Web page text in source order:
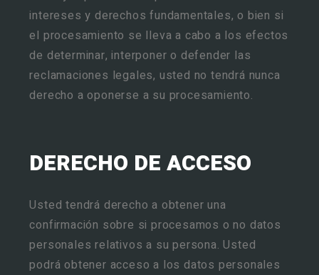
intereses y derechos fundamentales, o bien si
el procesamiento se lleva a cabo a los efectos
de determinar, interponer o defender las
reclamaciones legales, usted no tendrá nunca
derecho a oponerse a su procesamiento.
DERECHO DE ACCESO
Usted tendrá derecho a obtener una
confirmación sobre si procesamos o no datos
personales relativos a su persona. Usted
podrá obtener acceso a los datos personales